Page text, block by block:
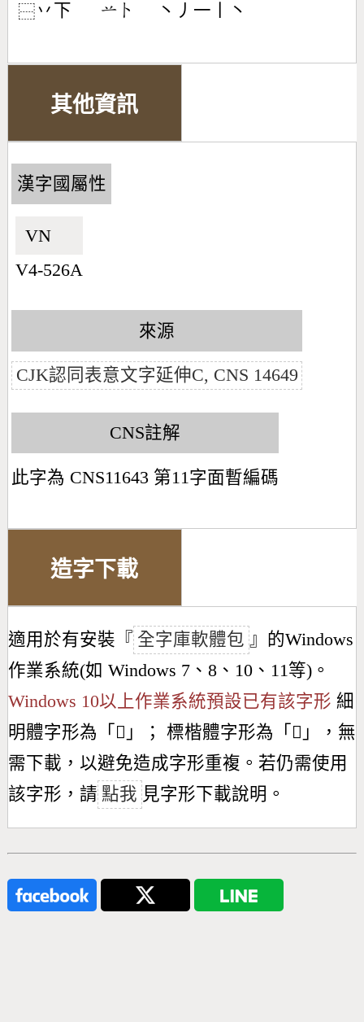
⿱丷下 󶂋󶀤 丶丿一丨丶
其他資訊
漢字國屬性
VN🇻🇳
V4-526A
來源
CJK認同表意文字延伸C, CNS 14649
CNS註解
此字為 CNS11643 第11字面暫編碼
造字下載
適用於有安裝『 全字庫軟體包 』的Windows
作業系統(如 Windows 7、8、10、11等)。
Windows 10以上作業系統預設已有該字形 細
明體字形為「 𫇥 」； 標楷體字形為「 𫇥 」，無
需下載，以避免造成字形重複。若仍需使用
該字形，請 點我 見字形下載說明。